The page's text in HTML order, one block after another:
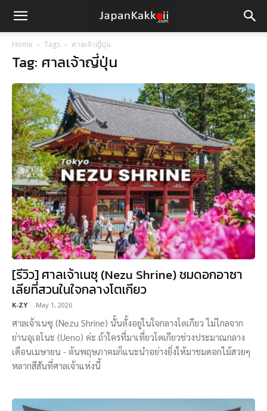
Home Tags ศาลเจ้าญี่ปุ่น
Tag: ศาลเจ้าญี่ปุ่น
[รีวิว] ศาลเจ้าเนซุ (Nezu Shrine) ชมดอกอาซา
เลียที่สวนในใจกลางโตเกียว
K-ZY - May 1, 2026
ศาลเจ้าเนซุ (Nezu Shrine) นั้นตั้งอยู่ในใจกลางโตเกียว ไม่ไกลจาก
ย่านอุเอโนะ (Ueno) ค่ะ ถ้าใครที่มาเที่ยวโตเกียวช่วงประมาณกลาง
เดือนเมษายน - ต้นพฤษภาคมก็แนะนำอย่างยิ่งให้มาชมดอกไม้สวยๆ
หลากสีสันที่ศาลเจ้าแห่งนี้